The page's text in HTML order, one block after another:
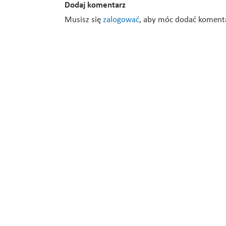
Dodaj komentarz
Musisz się zalogować, aby móc dodać